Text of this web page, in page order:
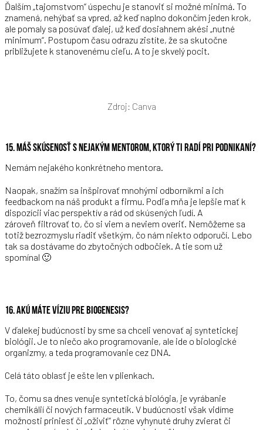
Ďalším „tajomstvom“ úspechu je stanoviť si možné minimá. To
znamená, nehýbať sa vpred, až keď naplno dokončím jeden krok,
ale pomaly sa posúvať ďalej, už keď dosiahnem akési „nutné
minimum“. Postupom času odrazu zistíte, že sa skutočne
približujete k stanovenému cieľu. A to je skvelý pocit.
Zdroj: Canva
15. MÁŠ SKÚSENOSŤ S NEJAKÝM MENTOROM, KTORÝ TI RADÍ PRI PODNIKANÍ?
Nemám nejakého konkrétneho mentora.
Naopak, snažím sa inšpirovať mnohými odborníkmi a ich
feedbackom na náš produkt a firmu. Podľa mňa je lepšie mať k
dispozícii viac perspektív a rád od skúsených ľudí. A
zároveň filtrovať to, čo si viem a neviem overiť. Nemôžeme sa
totiž bezrozmyslu riadiť všetkým, čo nám niekto odporučí. Lebo
tak sa dostávame do zbytočných odbočiek. A tie som už
spomínal 🙂
16. AKÚ MÁTE VÍZIU PRE BIOGENESIS?
V ďalekej budúcnosti by sme sa chceli venovať aj syntetickej
biológii. Je to niečo ako programovanie, ale ide o biologické
organizmy, a teda programovanie cez DNA.
Celá táto oblasť je ešte len v plienkach.
To, čomu sa dnes venuje syntetická biológia, je vyrábanie
chemikálií či nových farmaceutík. V budúcnosti však vidíme
možnosti priniesť či „oživiť“ rôzne vyhynuté druhy zvierat či